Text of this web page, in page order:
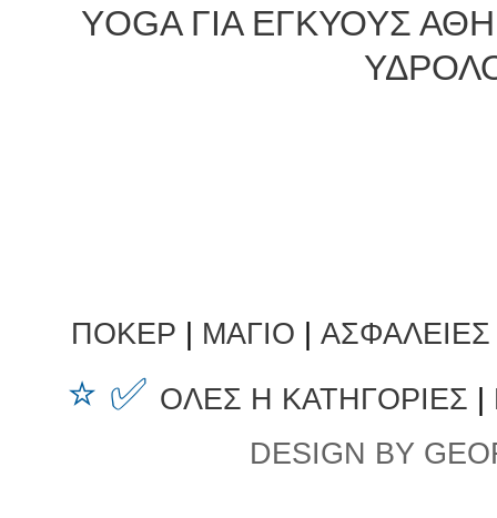
ΥOGA ΓΙΑ ΕΓΚΥΟΥΣ
ΠΟΚΕΡ ΜΑΓΙΟ
⭐ ✅ ΟΛΕΣ Η ΚΑΤΗΓΟΡΙΕΣ
DESIGN BY